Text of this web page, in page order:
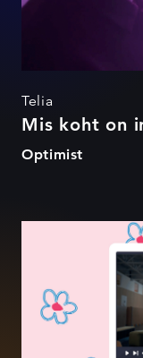
Telia
Mis koht on
Optimist